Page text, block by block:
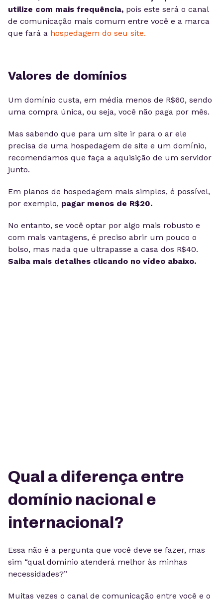
utilize com mais frequência, pois este será o canal
de comunicação mais comum entre você e a marca
que fará a hospedagem do seu site.
Valores de domínios
Um domínio custa, em média menos de R$60, sendo
uma compra única, ou seja, você não paga por mês.
Mas sabendo que para um site ir para o ar ele
precisa de uma hospedagem de site e um domínio,
recomendamos que faça a aquisição de um servidor
junto.
Em planos de hospedagem mais simples, é possível,
por exemplo, pagar menos de R$20.
No entanto, se você optar por algo mais robusto e
com mais vantagens, é preciso abrir um pouco o
bolso, mas nada que ultrapasse a casa dos R$40.
Saiba mais detalhes clicando no vídeo abaixo.
Qual a diferença entre
domínio nacional e
internacional?
Essa não é a pergunta que você deve se fazer, mas
sim “qual domínio atenderá melhor às minhas
necessidades?”
Muitas vezes o canal de comunicação entre você e o